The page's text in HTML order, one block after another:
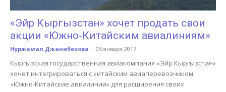
«Эйр Кыргызстан» хочет продать свои
акции «Южно-Китайским авиалиниям»
Нуржамал Джанибекова - 05 января 2017
Кыргызская государственная авиакомпания «Эйр Кыргызстан»
хочет интегрироваться с китайским авиаперевозчиком
«Южно-Китайские авиалинии» для расширения своих